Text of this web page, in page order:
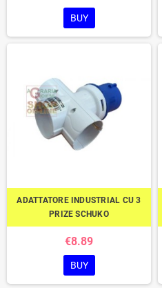
BUY
ADATTATORE INDUSTRIAL CU 3
PRIZE SCHUKO
€8.89
BUY